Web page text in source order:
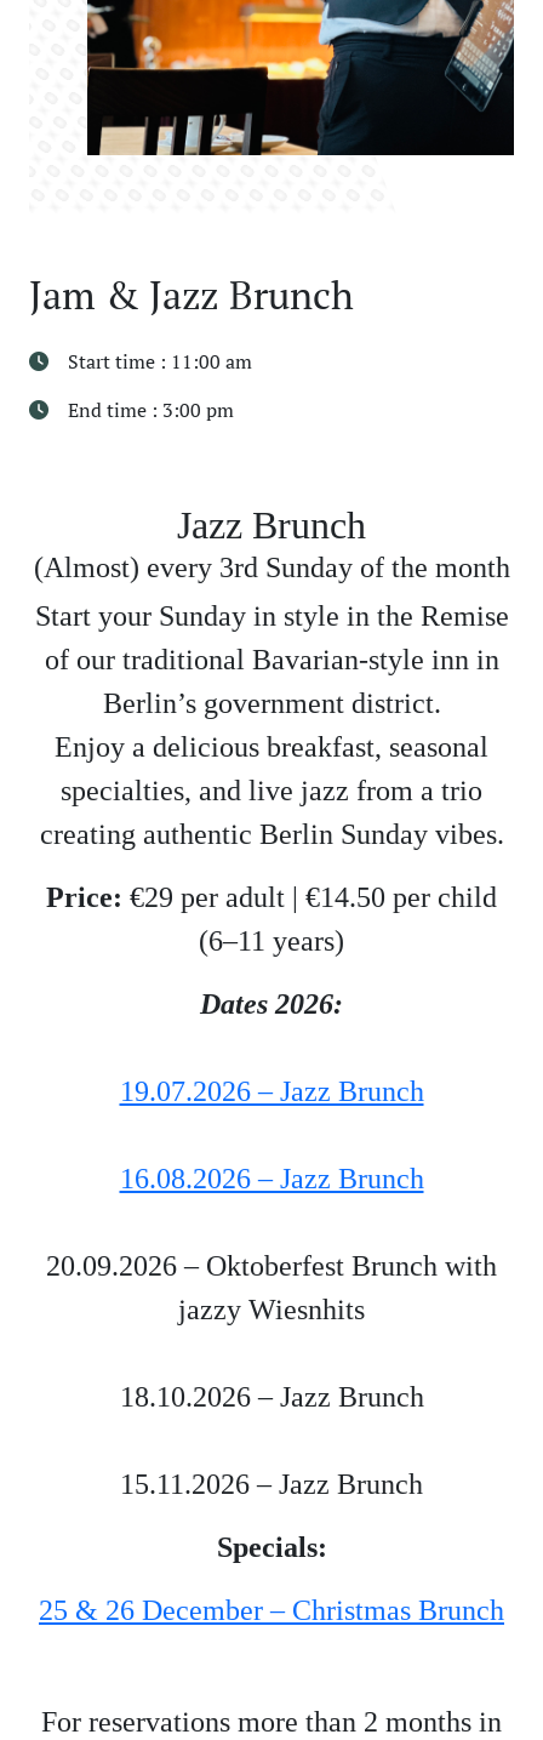
Jam & Jazz Brunch
Start time : 11:00 am
End time : 3:00 pm
Jazz Brunch
(Almost) every 3rd Sunday of the month
Start your Sunday in style in the Remise
of our traditional Bavarian-style inn in
Berlin’s government district.
Enjoy a delicious breakfast, seasonal
specialties, and live jazz from a trio
creating authentic Berlin Sunday vibes.
Price: €29 per adult | €14.50 per child
(6–11 years)
Dates 2026:
19.07.2026 – Jazz Brunch
16.08.2026 – Jazz Brunch
20.09.2026 – Oktoberfest Brunch with
jazzy Wiesnhits
18.10.2026 – Jazz Brunch
15.11.2026 – Jazz Brunch
Specials:
25 & 26 December – Christmas Brunch
For reservations more than 2 months in